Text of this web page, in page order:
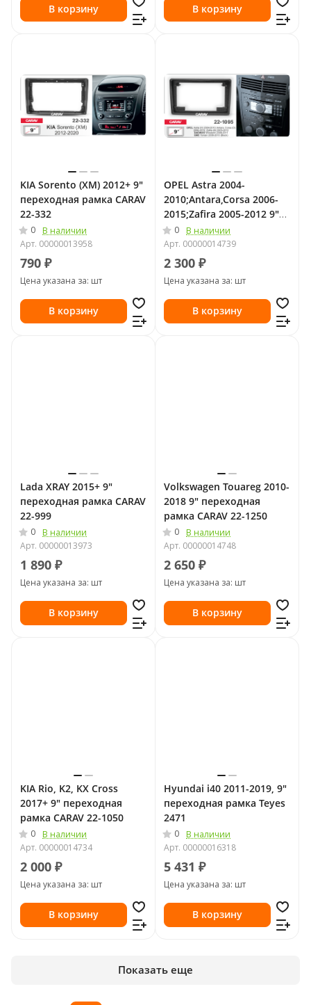
В корзину В корзину
KIA Sorento (XM) 2012+ 9"
переходная рамка CARAV
22-332
0
В наличии
Арт. 00000013958
790 ₽
Цена указана за: шт
В корзину
OPEL Astra 2004-
2010;Antara,Corsa 2006-
2015;Zafira 2005-2012 9"
переходная рамка CARAV
22-1095
0
В наличии
Арт. 00000014739
2 300 ₽
Цена указана за: шт
В корзину
Lada XRAY 2015+ 9"
переходная рамка CARAV
22-999
0
В наличии
Арт. 00000013973
1 890 ₽
Цена указана за: шт
В корзину
Volkswagen Touareg 2010-
2018 9" переходная
рамка CARAV 22-1250
0
В наличии
Арт. 00000014748
2 650 ₽
Цена указана за: шт
В корзину
KIA Rio, K2, KX Cross
2017+ 9" переходная
рамка CARAV 22-1050
0
В наличии
Арт. 00000014734
2 000 ₽
Цена указана за: шт
В корзину
Hyundai i40 2011-2019, 9"
переходная рамка Teyes
2471
0
В наличии
Арт. 00000016318
5 431 ₽
Цена указана за: шт
В корзину
Показать еще